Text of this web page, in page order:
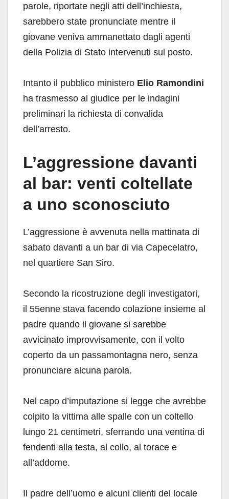
parole, riportate negli atti dell’inchiesta,
sarebbero state pronunciate mentre il
giovane veniva ammanettato dagli agenti
della Polizia di Stato intervenuti sul posto.
Intanto il pubblico ministero Elio Ramondini
ha trasmesso al giudice per le indagini
preliminari la richiesta di convalida
dell’arresto.
L’aggressione davanti
al bar: venti coltellate
a uno sconosciuto
L’aggressione è avvenuta nella mattinata di
sabato davanti a un bar di via Capecelatro,
nel quartiere San Siro.
Secondo la ricostruzione degli investigatori,
il 55enne stava facendo colazione insieme al
padre quando il giovane si sarebbe
avvicinato improvvisamente, con il volto
coperto da un passamontagna nero, senza
pronunciare alcuna parola.
Nel capo d’imputazione si legge che avrebbe
colpito la vittima alle spalle con un coltello
lungo 21 centimetri, sferrando una ventina di
fendenti alla testa, al collo, al torace e
all’addome.
Il padre dell’uomo e alcuni clienti del locale